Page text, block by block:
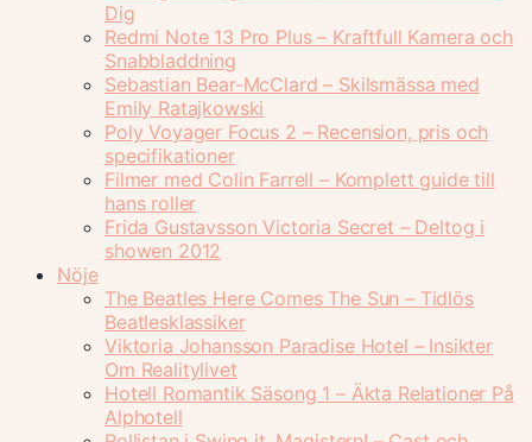
Dig
Redmi Note 13 Pro Plus – Kraftfull Kamera och
Snabbladdning
Sebastian Bear-McClard – Skilsmässa med
Emily Ratajkowski
Poly Voyager Focus 2 – Recension, pris och
specifikationer
Filmer med Colin Farrell – Komplett guide till
hans roller
Frida Gustavsson Victoria Secret – Deltog i
showen 2012
Nöje
The Beatles Here Comes The Sun – Tidlös
Beatlesklassiker
Viktoria Johansson Paradise Hotel – Insikter
Om Realitylivet
Hotell Romantik Säsong 1 – Äkta Relationer På
Alphotell